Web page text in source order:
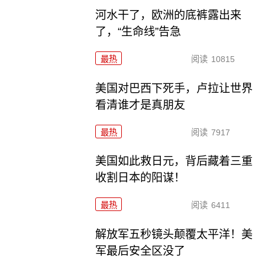
河水干了，欧洲的底裤露出来
了，“生命线”告急
最热 阅读 10815
美国对巴西下死手，卢拉让世界
看清谁才是真朋友
最热 阅读 7917
美国如此救日元，背后藏着三重
收割日本的阳谋！
最热 阅读 6411
解放军五秒镜头颠覆太平洋！美
军最后安全区没了